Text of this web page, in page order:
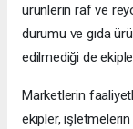
ürünlerin raf ve
durumu ve gıda
edilmediği de
Marketlerin
ekipler,